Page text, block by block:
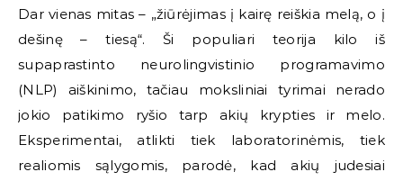
Dar vienas mitas – „žiūrėjimas į kairę reiškia melą, o į
dešinę – tiesą“. Ši populiari teorija kilo iš
supaprastinto neurolingvistinio programavimo
(NLP) aiškinimo, tačiau moksliniai tyrimai nerado
jokio patikimo ryšio tarp akių krypties ir melo.
Eksperimentai, atlikti tiek laboratorinėmis, tiek
realiomis sąlygomis, parodė, kad akių judesiai